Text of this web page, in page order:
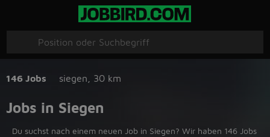
146 Jobs siegen 30 km
Jobs in Siegen
Du suchst nach einem neuen Job in Siegen? Wir haben 146 Jobs